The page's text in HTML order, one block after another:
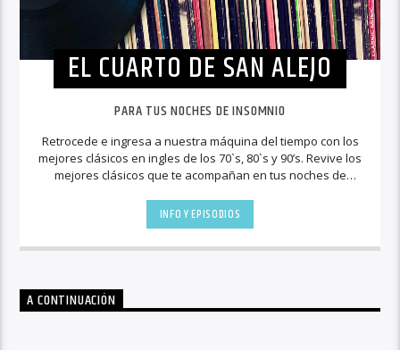
EL CUARTO DE SAN ALEJO
PARA TUS NOCHES DE INSOMNIO
Retrocede e ingresa a nuestra máquina del tiempo con los
mejores clásicos en ingles de los 70`s, 80`s y 90’s. Revive los
mejores clásicos que te acompañan en tus noches de
INFO Y EPISODIOS
A CONTINUACIÓN